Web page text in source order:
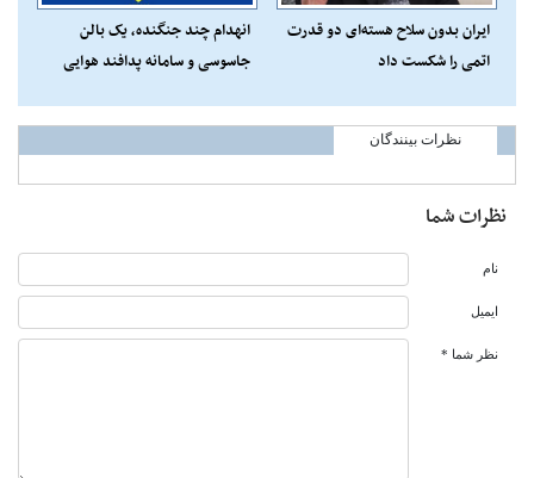
ایران بدون سلاح هسته‌ای دو قدرت
اتمی را شکست داد
انهدام چند جنگنده، یک بالن
جاسوسی و سامانه پدافند هوایی
نظرات بینندگان
نظرات شما
نام
ایمیل
نظر شما *